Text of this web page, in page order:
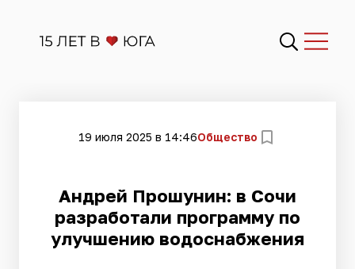
19 июля 2025 в 14:46Общество
Андрей Прошунин: в Сочи
разработали программу по
улучшению водоснабжения